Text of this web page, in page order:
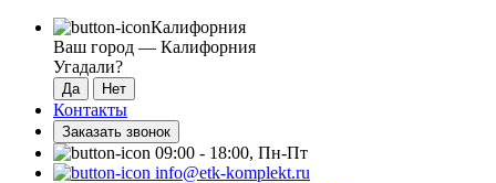
Калифорния
Ваш город — Калифорния
Угадали?
Контакты
Заказать звонок
09:00 - 18:00, Пн-Пт
info@etk-komplekt.ru